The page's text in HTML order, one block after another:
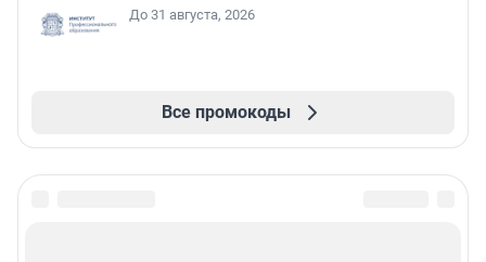
До 31 августа, 2026
Все промокоды